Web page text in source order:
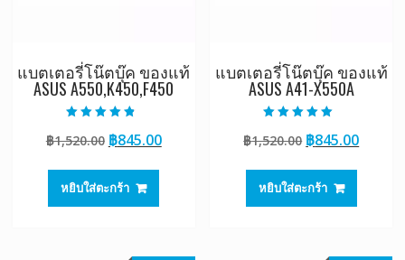
แบตเตอรี่โน๊ตบุ๊ค ของแท้
ASUS A550,K450,F450
4.50
ตั้งแต่ 1-5
฿1,520.00 Original
was:
฿1,520.00.
฿845.00Current
หยิบใส่ตะกร้า
แบตเตอรี่โน๊ตบุ๊ค ของแท้
ASUS A41-X550A
5.00
ตั้งแต่ 1-5
฿1,520.00 Original
was:
฿1,520.00.
฿845.00
หยิบใส่ตะกร้า